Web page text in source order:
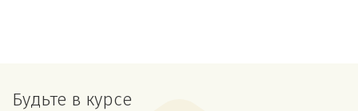
Будьте в курсе